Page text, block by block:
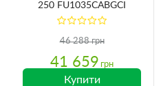
250 FU1035CABGCI
46 288 грн
41 659 грн
Купити